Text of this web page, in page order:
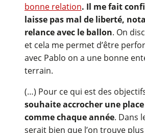
bonne relation. Il me fait
laisse pas mal de liberté,
relance avec le ballon. On
et cela me permet d’être
avec Pablo on a une bonne
terrain.
(…) Pour ce qui est des
souhaite accrocher une
comme chaque année. Dans
serait bien que l’on trouve